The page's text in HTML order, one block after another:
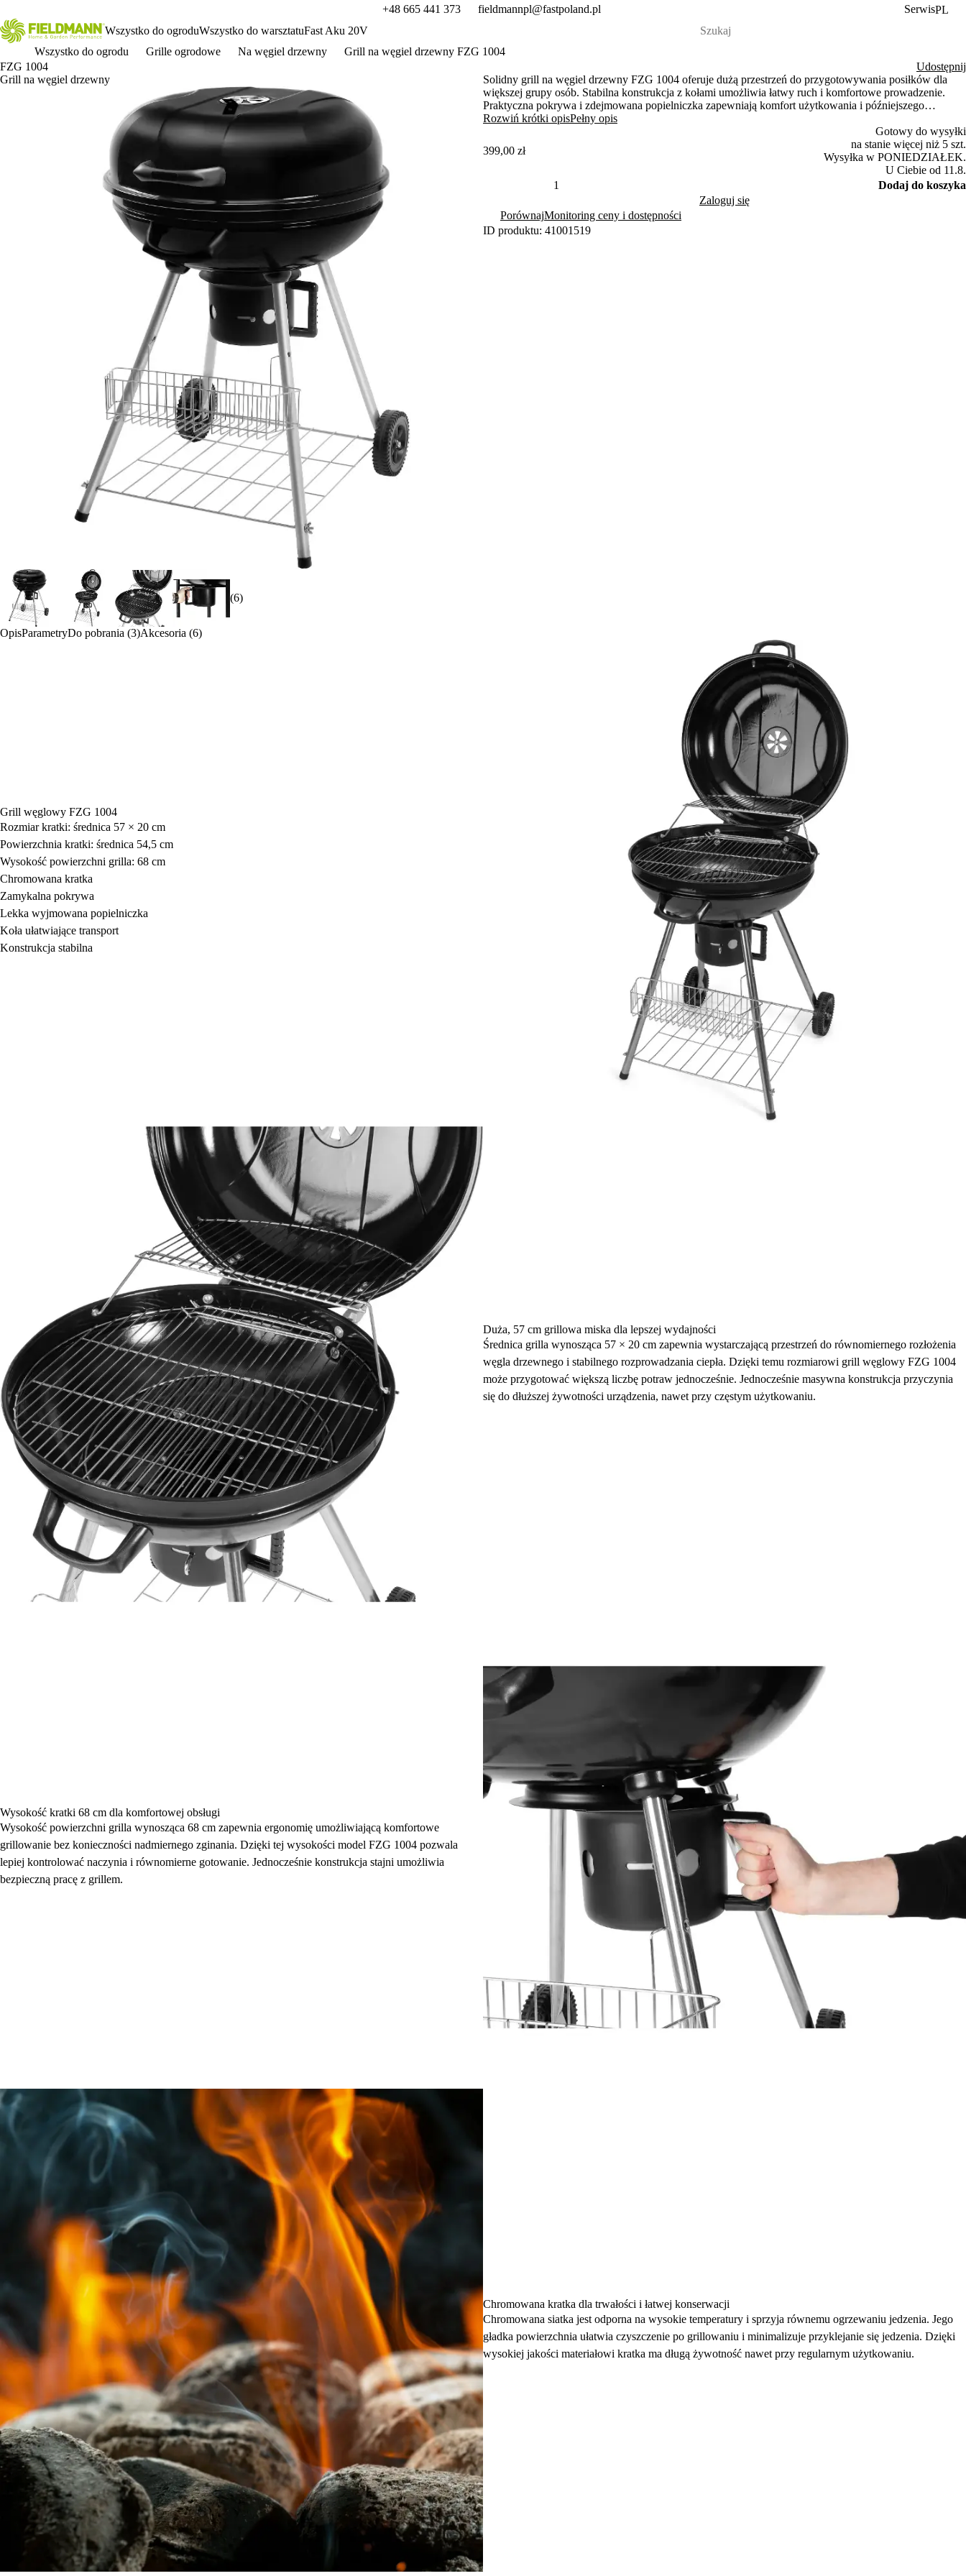
+48 665 441 373 fieldmannpl@fastpoland.pl SerwisPL
Wszystko do ogroduWszystko do warsztatuFast Aku 20V
Wszystko do ogrodu
Grille ogrodowe Na węgiel drzewny
Grill na węgiel drzewny FZG 1004
FZG 1004
Grill na węgiel drzewny
(6)
Udostępnij
Solidny grill na węgiel drzewny FZG 1004 oferuje dużą przestrzeń do przygotowywania posiłków dla
większej grupy osób. Stabilna konstrukcja z kołami umożliwia łatwy ruch i komfortowe prowadzenie.
Praktyczna pokrywa i zdejmowana popielniczka zapewniają komfort użytkowania i późniejszego
czyszczenia.
Rozwiń krótki opisPełny opis
399,00 zł
Gotowy do wysyłki
na stanie więcej niż 5 szt.
Wysyłka w PONIEDZIAŁEK.
U Ciebie od 11.8.
Dodaj do koszyka
Zaloguj się
PorównajMonitoring ceny i dostępności
ID produktu: 41001519
OpisParametryDo pobrania (3)Akcesoria (6)
Grill węglowy FZG 1004
Rozmiar kratki: średnica 57 × 20 cm
Powierzchnia kratki: średnica 54,5 cm
Wysokość powierzchni grilla: 68 cm
Chromowana kratka
Zamykalna pokrywa
Lekka wyjmowana popielniczka
Koła ułatwiające transport
Konstrukcja stabilna
Duża, 57 cm grillowa miska dla lepszej wydajności
Średnica grilla wynosząca 57 × 20 cm zapewnia wystarczającą przestrzeń do równomiernego rozłożenia
węgla drzewnego i stabilnego rozprowadzania ciepła. Dzięki temu rozmiarowi grill węglowy FZG 1004
może przygotować większą liczbę potraw jednocześnie. Jednocześnie masywna konstrukcja przyczynia
się do dłuższej żywotności urządzenia, nawet przy częstym użytkowaniu.
Wysokość kratki 68 cm dla komfortowej obsługi
Wysokość powierzchni grilla wynosząca 68 cm zapewnia ergonomię umożliwiającą komfortowe
grillowanie bez konieczności nadmiernego zginania. Dzięki tej wysokości model FZG 1004 pozwala
lepiej kontrolować naczynia i równomierne gotowanie. Jednocześnie konstrukcja stajni umożliwia
bezpieczną pracę z grillem.
Chromowana kratka dla trwałości i łatwej konserwacji
Chromowana siatka jest odporna na wysokie temperatury i sprzyja równemu ogrzewaniu jedzenia. Jego
gładka powierzchnia ułatwia czyszczenie po grillowaniu i minimalizuje przyklejanie się jedzenia. Dzięki
wysokiej jakości materiałowi kratka ma długą żywotność nawet przy regularnym użytkowaniu.